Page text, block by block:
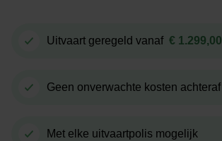
Uitvaart geregeld vanaf € 1.299,00
Geen onverwachte kosten achteraf
Met elke uitvaartpolis mogelijk